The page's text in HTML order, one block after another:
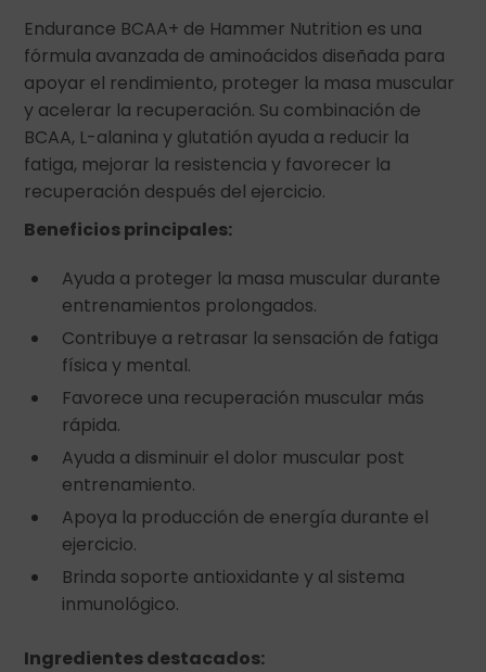
Endurance BCAA+ de Hammer Nutrition es una
fórmula avanzada de aminoácidos diseñada para
apoyar el rendimiento, proteger la masa muscular
y acelerar la recuperación. Su combinación de
BCAA, L-alanina y glutatión ayuda a reducir la
fatiga, mejorar la resistencia y favorecer la
recuperación después del ejercicio.
Beneficios principales:
Ayuda a proteger la masa muscular durante
entrenamientos prolongados.
Contribuye a retrasar la sensación de fatiga
física y mental.
Favorece una recuperación muscular más
rápida.
Ayuda a disminuir el dolor muscular post
entrenamiento.
Apoya la producción de energía durante el
ejercicio.
Brinda soporte antioxidante y al sistema
inmunológico.
Ingredientes destacados: